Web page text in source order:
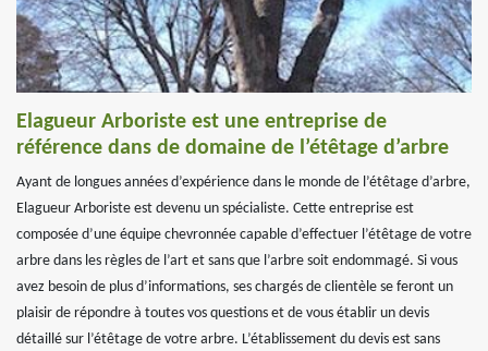
Elagueur Arboriste est une entreprise de
référence dans de domaine de l’étêtage d’arbre
Ayant de longues années d’expérience dans le monde de l’étêtage d’arbre,
Elagueur Arboriste est devenu un spécialiste. Cette entreprise est
composée d’une équipe chevronnée capable d’effectuer l’étêtage de votre
arbre dans les règles de l’art et sans que l’arbre soit endommagé. Si vous
avez besoin de plus d’informations, ses chargés de clientèle se feront un
plaisir de répondre à toutes vos questions et de vous établir un devis
détaillé sur l’étêtage de votre arbre. L’établissement du devis est sans